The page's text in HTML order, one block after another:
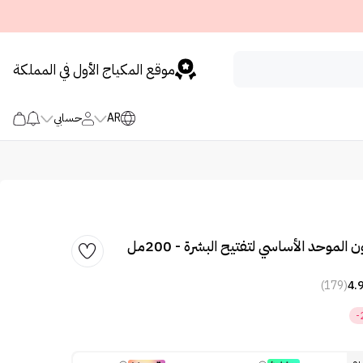
موقع المكياج الأول في المملكة
AR حسابي
الأساسي لتفتيح البشرة - 200مل
4.9
(179)
-